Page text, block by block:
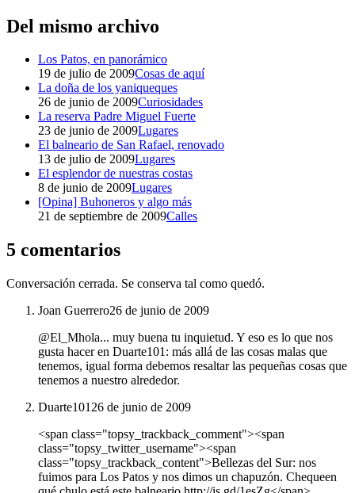
Del mismo archivo
Los Patos, en panorámico
19 de julio de 2009Cosas de aquí
La doña de los yaniqueques
26 de junio de 2009Curiosidades
La reserva Padre Miguel Fuerte
23 de junio de 2009Lugares
El balneario de San Rafael, renovado
13 de julio de 2009Lugares
El esplendor de nuestras costas
8 de junio de 2009Lugares
[Opina] Buhoneros y algo más
21 de septiembre de 2009Calles
5 comentarios
Conversación cerrada. Se conserva tal como quedó.
Joan Guerrero26 de junio de 2009
@El_Mhola... muy buena tu inquietud. Y eso es lo que nos
gusta hacer en Duarte101: más allá de las cosas malas que
tenemos, igual forma debemos resaltar las pequeñas cosas que
tenemos a nuestro alrededor.
Duarte101 26 de junio de 2009
<span class="topsy_trackback_comment"><span
class="topsy_twitter_username"><span
class="topsy_trackback_content">Bellezas del Sur: nos
fuimos para Los Patos y nos dimos un chapuzón. Chequeen